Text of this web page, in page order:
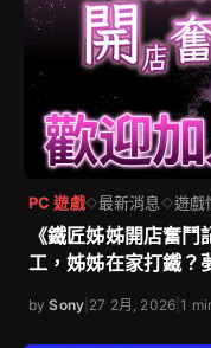
PC 遊戲◇最新消息 ◇遊戲
《鐵匠姊姊開店奮
工，姊姊在家打鐵？
bySony 27 2月, 2026 |1